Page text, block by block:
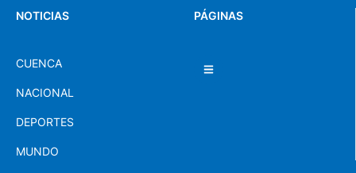
PÁGINAS
NOTICIAS
CUENCA
NACIONAL
DEPORTES
MUNDO